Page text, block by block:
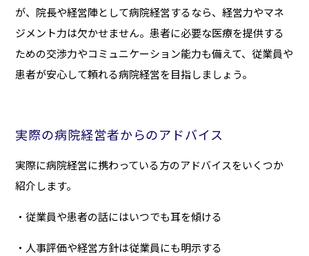
が、院長や経営陣として病院経営するなら、経営力やマネ
ジメント力は欠かせません。患者に必要な医療を提供する
ための交渉力やコミュニケーション能力も備えて、従業員や
患者が安心して頼れる病院経営を目指しましょう。
実際の病院経営者からのアドバイス
実際に病院経営に携わっている方のアドバイスをいくつか
紹介します。
・従業員や患者の話にはいつでも耳を傾ける
・人事評価や経営方針は従業員にも明示する